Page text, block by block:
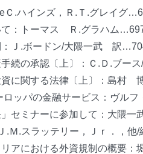
Ｃ.ハインズ，Ｒ.Ｔ.グレイグ
て：トーマス Ｒ.グラハム
：Ｊ.ボードン/大隈一武 訳
手続の承認〔上〕：Ｃ.Ｄ.ブ
資に関する法律〔上〕：島村
ロッパの金融サービス：ヴル
セミナーに参加して：大隈一
.Ｍ.スラッテリー，Ｊｒ．，
アにおける外資規制の概要